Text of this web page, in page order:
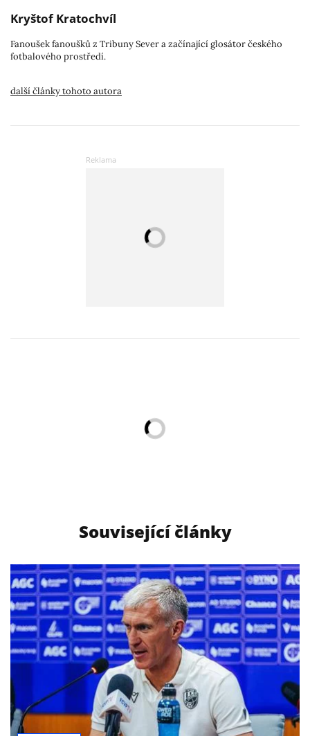
Kryštof Kratochvíl
Fanoušek fanoušků z Tribuny Sever a začínající glosátor českého
fotbalového prostředí.
další články tohoto autora
Související články